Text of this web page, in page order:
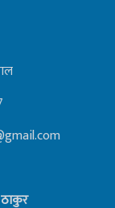
ठाकुर